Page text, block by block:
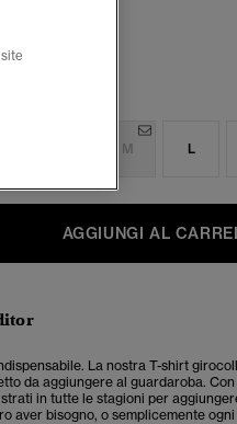
M L
AGGIUNGI AL
La nostra T-shirt
da aggiungere al guardaroba.
in tutte le stagioni per
aver bisogno, o semplicemente